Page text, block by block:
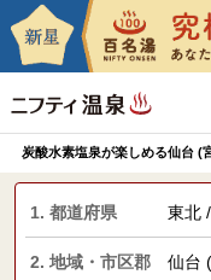
炭酸水素塩泉が楽しめる仙台 (
1. 都道府県 東北
2. 地域・市区郡 仙台